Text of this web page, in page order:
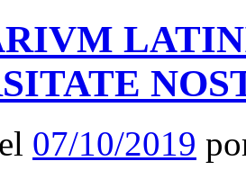
07/10/2019